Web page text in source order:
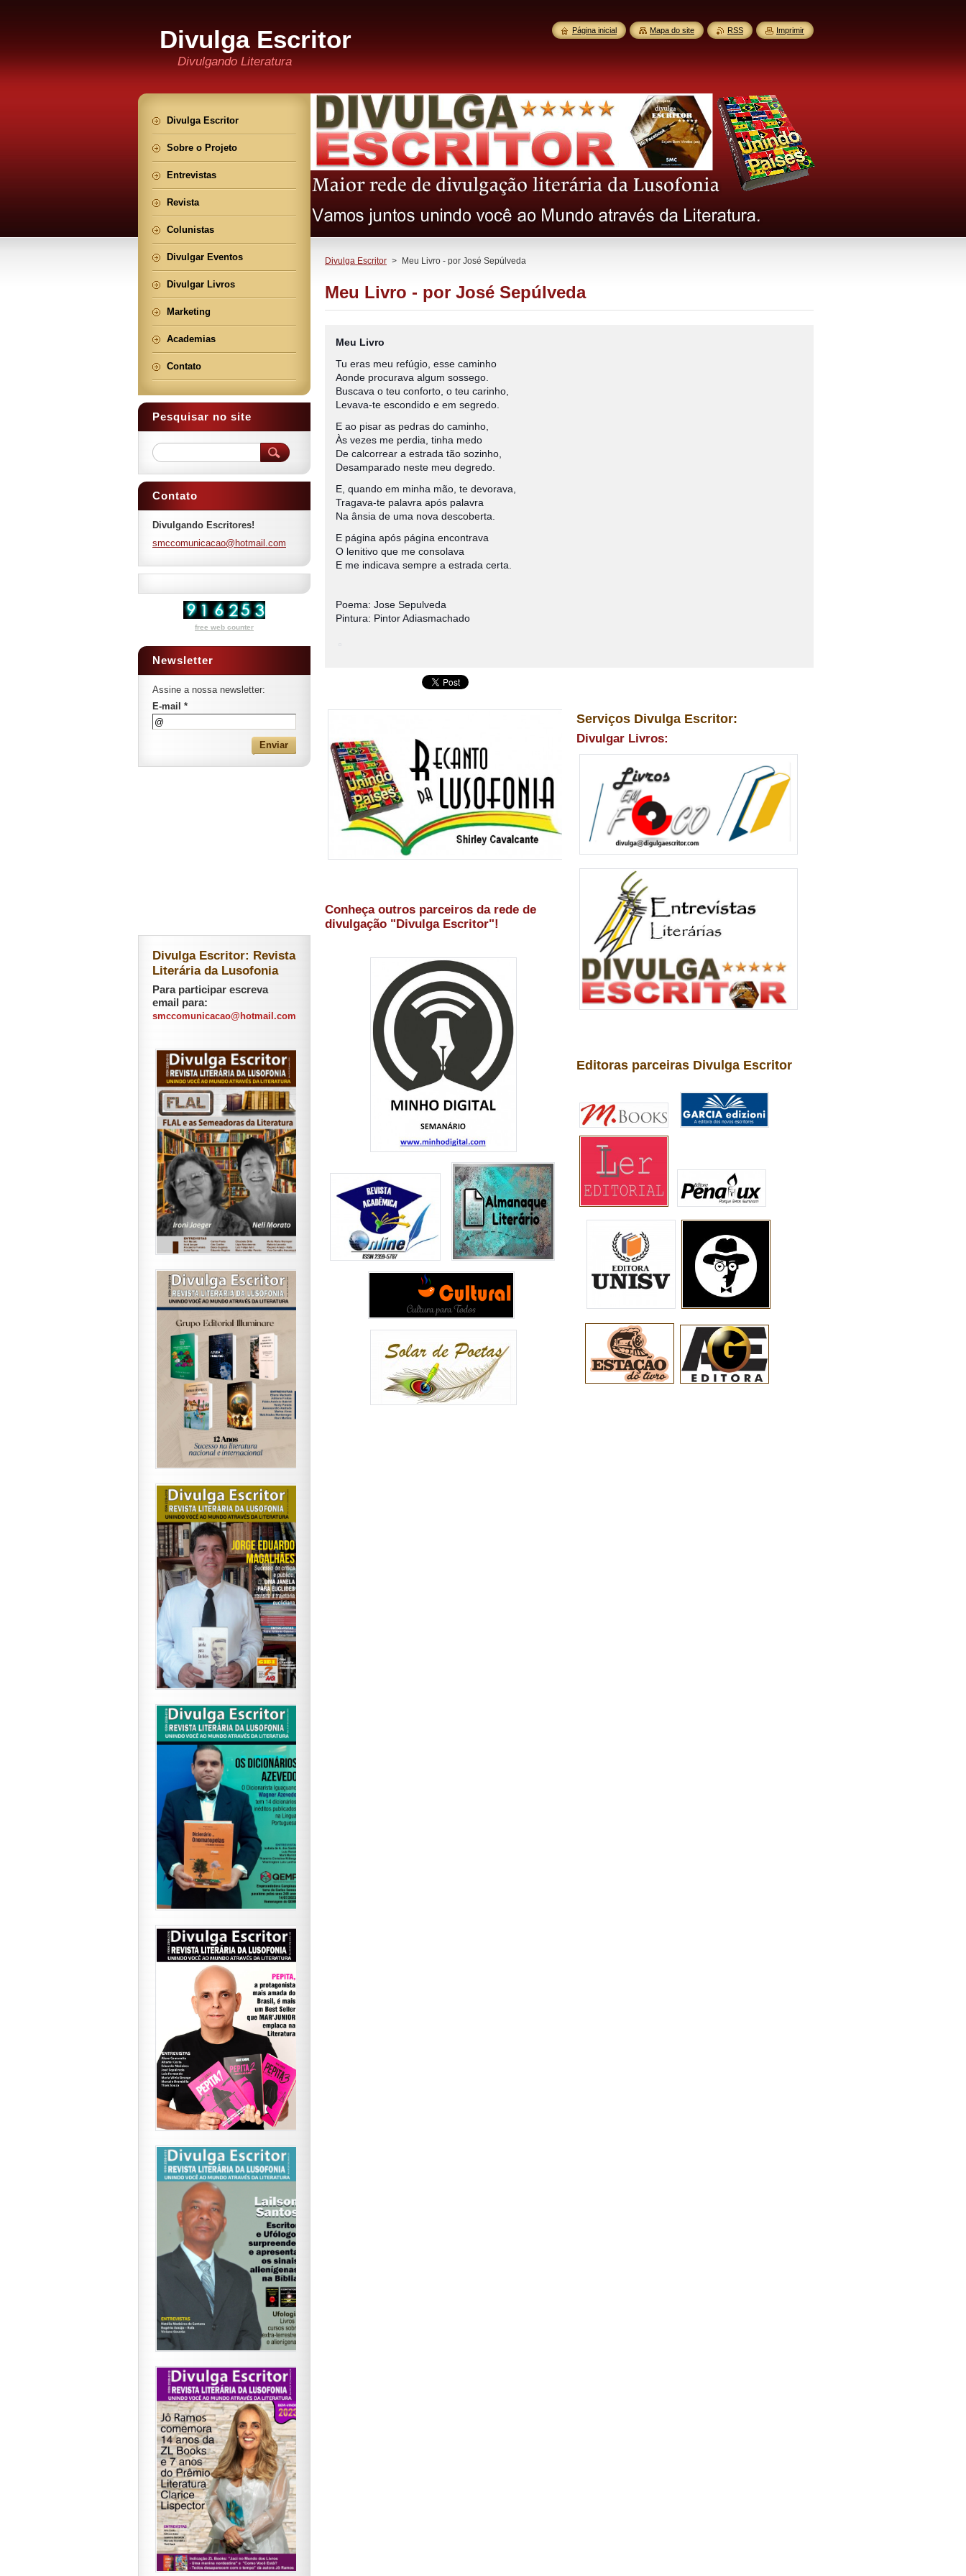
Divulga Escritor
Divulgando Literatura
Divulga Escritor > Meu Livro - por José Sepúlveda
Meu Livro - por José Sepúlveda
Meu Livro
Tu eras meu refúgio, esse caminho
Aonde procurava algum sossego.
Buscava o teu conforto, o teu carinho,
Levava-te escondido e em segredo.
E ao pisar as pedras do caminho,
Às vezes me perdia, tinha medo
De calcorrear a estrada tão sozinho,
Desamparado neste meu degredo.
E, quando em minha mão, te devorava,
Tragava-te palavra após palavra
Na ânsia de uma nova descoberta.
E página após página encontrava
O lenitivo que me consolava
E me indicava sempre a estrada certa.
Poema: Jose Sepulveda
Pintura: Pintor Adiasmachado
Conheça outros parceiros da rede de
divulgação "Divulga Escritor"!
Serviços Divulga Escritor:
Divulgar Livros:
Editoras parceiras Divulga Escritor
Divulga Escritor
Sobre o Projeto
Entrevistas
Revista
Colunistas
Divulgar Eventos
Divulgar Livros
Marketing
Academias
Contato
Pesquisar no site
Contato
Divulgando Escritores!
smccomunicacao@hotmail.com
free web counter
Newsletter
Assine a nossa newsletter:
E-mail *
Divulga Escritor: Revista
Literária da Lusofonia
Para participar escreva
email para:
smccomunicacao@hotmail.com
Página inicial Mapa do site RSS Imprimir